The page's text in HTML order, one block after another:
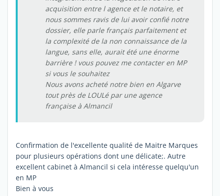
acquisition entre l agence et le notaire, et
nous sommes ravis de lui avoir confié notre
dossier, elle parle français parfaitement et
la complexité de la non connaissance de la
langue, sans elle, aurait été une énorme
barrière ! vous pouvez me contacter en MP
si vous le souhaitez
Nous avons acheté notre bien en Algarve
tout près de LOULé par une agence
française à Almancil
Confirmation de l'excellente qualité de Maitre Marques
pour plusieurs opérations dont une délicate;. Autre
excellent cabinet à Almancil si cela intéresse quelqu'un
en MP
Bien à vous